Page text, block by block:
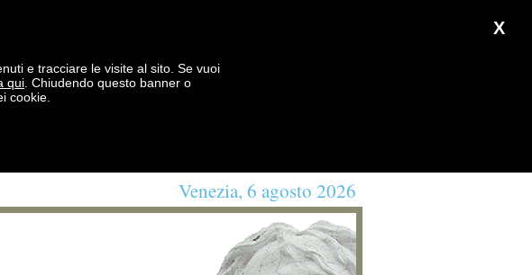
X
e tracciare le visite al sito. Se vuoi
qui . Chiudendo questo banner o
cookie.
Venezia, 6 agosto 2026